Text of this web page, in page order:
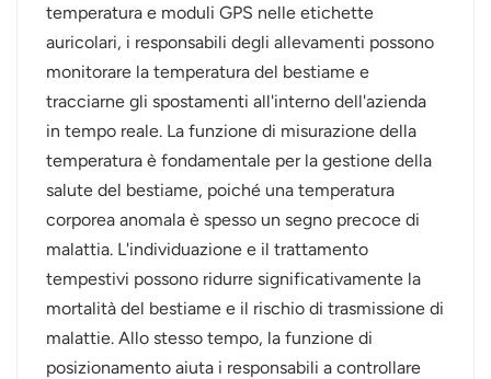
temperatura e moduli GPS nelle etichette
auricolari, i responsabili degli allevamenti possono
monitorare la temperatura del bestiame e
tracciarne gli spostamenti all'interno dell'azienda
in tempo reale. La funzione di misurazione della
temperatura è fondamentale per la gestione della
salute del bestiame, poiché una temperatura
corporea anomala è spesso un segno precoce di
malattia. L'individuazione e il trattamento
tempestivi possono ridurre significativamente la
mortalità del bestiame e il rischio di trasmissione di
malattie. Allo stesso tempo, la funzione di
posizionamento aiuta i responsabili a controllare